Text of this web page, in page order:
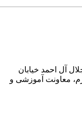
آل احمد خیابان
۱۱۹ طبقه چهارم، معاونت آموزشی و